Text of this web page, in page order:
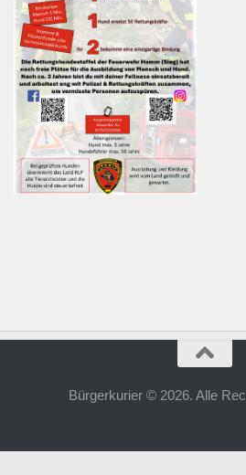
Bürgerkurier © 2026. Alle